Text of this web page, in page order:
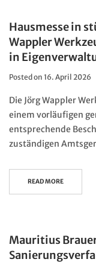
Hausmesse in
Wappler
in
Posted on 16. April 2026
Die Jörg Wappler
einem vorläufigen
entsprechende
zuständigen
READ MORE
Mauritius